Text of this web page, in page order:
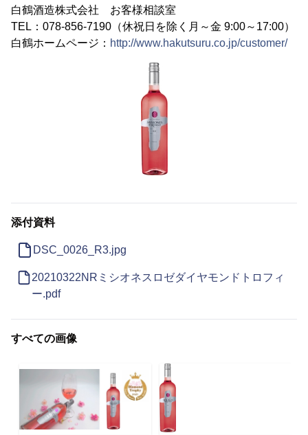
白鶴酒造株式会社 お客様相談室
TEL：078-856-7190（休祝日を除く月～金 9:00～17:00）
白鶴ホームページ： http://www.hakutsuru.co.jp/customer/
添付資料
DSC_0026_R3.jpg
20210322NRミシオネスロゼダイヤモンドトロフィ
ー.pdf
すべての画像